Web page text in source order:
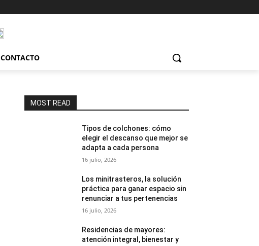
CONTACTO
MOST READ
Tipos de colchones: cómo
elegir el descanso que mejor se
adapta a cada persona
16 julio, 2026
Los minitrasteros, la solución
práctica para ganar espacio sin
renunciar a tus pertenencias
16 julio, 2026
Residencias de mayores:
atención integral, bienestar y